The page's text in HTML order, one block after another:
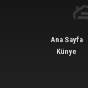
Ana Sayfa
Künye